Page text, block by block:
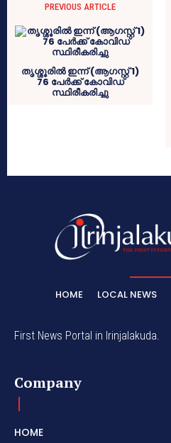
PREVIOUS ARTICLE
തൃശ്ശൂരിൽ ഇന്ന് (ആഗസ്റ്റ് 1)
76 പേർക്ക് കോവിഡ്
സ്ഥിരീകരിച്ചു
HOME LOCAL NEWS
First News Portal in Irinjalakuda.
Company
HOME